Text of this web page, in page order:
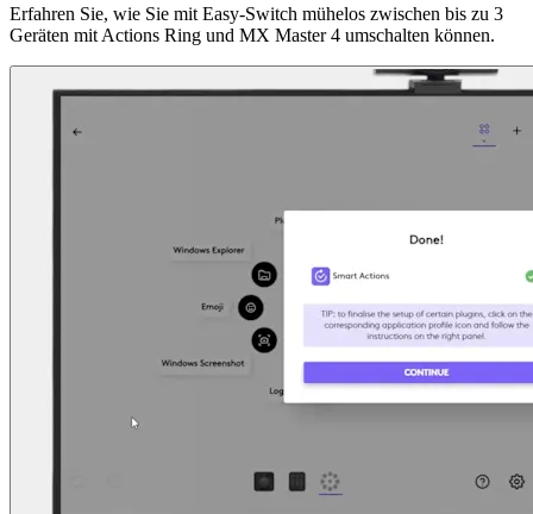
Erfahren Sie, wie Sie mit Easy-Switch mühelos zwischen bis zu 3
Geräten mit Actions Ring und MX Master 4 umschalten können.